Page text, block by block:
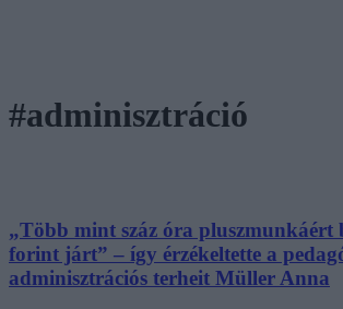
#adminisztráció
„Több mint száz óra pluszmunkáért
forint járt” – így érzékeltette a
adminisztrációs terheit Müller Anna